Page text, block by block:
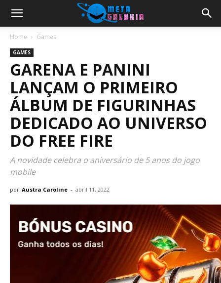
Home Games
GAMES
GARENA E PANINI
LANÇAM O PRIMEIRO
ÁLBUM DE FIGURINHAS
DEDICADO AO UNIVERSO
DO FREE FIRE
A novidade celebra o aniversário de 5 anos do jogo
mobile
por Austra Caroline - abril 11, 2022